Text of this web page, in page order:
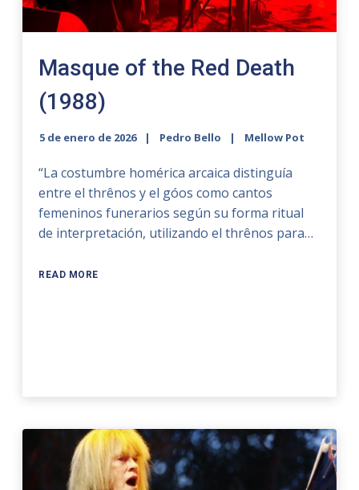
Masque of the Red Death
(1988)
5 de enero de 2026 Pedro Bello Mellow Pot
“La costumbre homérica arcaica distinguía
entre el thrênos y el góos como cantos
femeninos funerarios según su forma ritual
de interpretación, utilizando el thrênos para…
READ MORE